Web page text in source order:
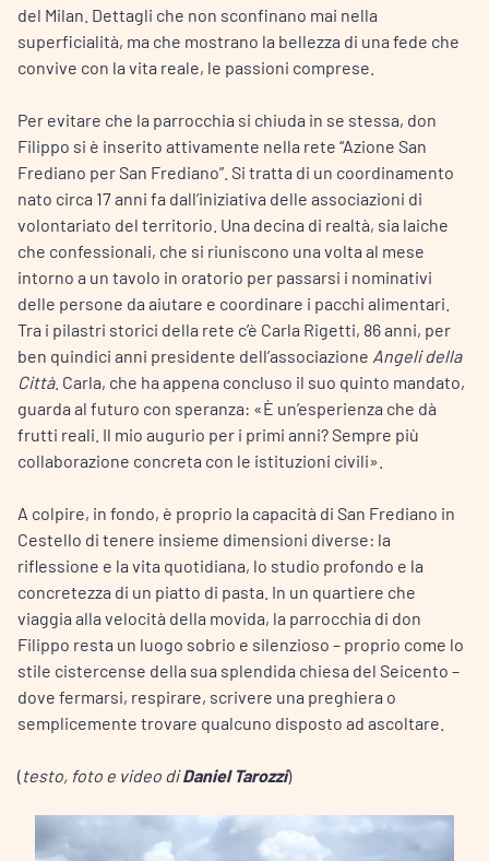
del Milan. Dettagli che non sconfinano mai nella
superficialità, ma che mostrano la bellezza di una fede che
convive con la vita reale, le passioni comprese.
Per evitare che la parrocchia si chiuda in se stessa, don
Filippo si è inserito attivamente nella rete “Azione San
Frediano per San Frediano”. Si tratta di un coordinamento
nato circa 17 anni fa dall’iniziativa delle associazioni di
volontariato del territorio. Una decina di realtà, sia laiche
che confessionali, che si riuniscono una volta al mese
intorno a un tavolo in oratorio per passarsi i nominativi
delle persone da aiutare e coordinare i pacchi alimentari.
Tra i pilastri storici della rete c’è Carla Rigetti, 86 anni, per
ben quindici anni presidente dell’associazione Angeli della
Città. Carla, che ha appena concluso il suo quinto mandato,
guarda al futuro con speranza: «È un’esperienza che dà
frutti reali. Il mio augurio per i primi anni? Sempre più
collaborazione concreta con le istituzioni civili».
A colpire, in fondo, è proprio la capacità di San Frediano in
Cestello di tenere insieme dimensioni diverse: la
riflessione e la vita quotidiana, lo studio profondo e la
concretezza di un piatto di pasta. In un quartiere che
viaggia alla velocità della movida, la parrocchia di don
Filippo resta un luogo sobrio e silenzioso – proprio come lo
stile cistercense della sua splendida chiesa del Seicento –
dove fermarsi, respirare, scrivere una preghiera o
semplicemente trovare qualcuno disposto ad ascoltare.
(testo, foto e video diDaniel Tarozzi)